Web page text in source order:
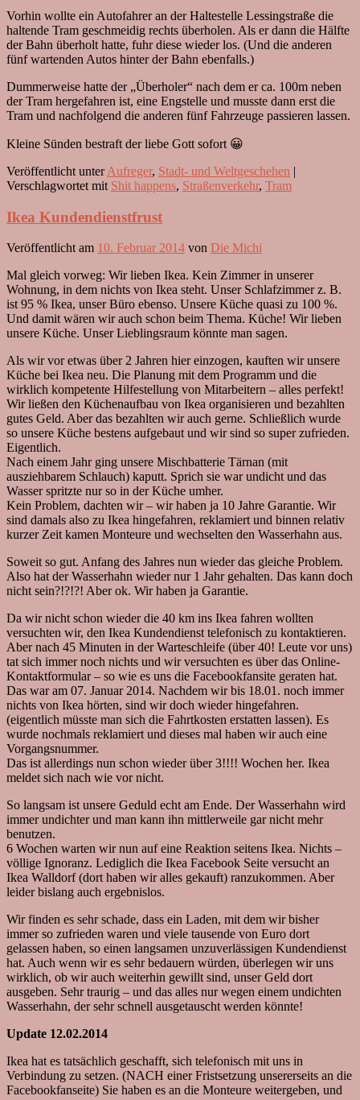
Vorhin wollte ein Autofahrer an der Haltestelle Lessingstraße die
haltende Tram geschmeidig rechts überholen. Als er dann die Hälfte
der Bahn überholt hatte, fuhr diese wieder los. (Und die anderen
fünf wartenden Autos hinter der Bahn ebenfalls.)
Dummerweise hatte der „Überholer“ nach dem er ca. 100m neben
der Tram hergefahren ist, eine Engstelle und musste dann erst die
Tram und nachfolgend die anderen fünf Fahrzeuge passieren lassen.
Kleine Sünden bestraft der liebe Gott sofort 😀
Veröffentlicht unter Aufreger, Stadt- und Weltgeschehen |
Verschlagwortet mit Shit happens, Straßenverkehr, Tram
Ikea Kundendienstfrust
Veröffentlicht am 10. Februar 2014 von Die Michi
Mal gleich vorweg: Wir lieben Ikea. Kein Zimmer in unserer
Wohnung, in dem nichts von Ikea steht. Unser Schlafzimmer z. B.
ist 95 % Ikea, unser Büro ebenso. Unsere Küche quasi zu 100 %.
Und damit wären wir auch schon beim Thema. Küche! Wir lieben
unsere Küche. Unser Lieblingsraum könnte man sagen.
Als wir vor etwas über 2 Jahren hier einzogen, kauften wir unsere
Küche bei Ikea neu. Die Planung mit dem Programm und die
wirklich kompetente Hilfestellung von Mitarbeitern – alles perfekt!
Wir ließen den Küchenaufbau von Ikea organisieren und bezahlten
gutes Geld. Aber das bezahlten wir auch gerne. Schließlich wurde
so unsere Küche bestens aufgebaut und wir sind so super zufrieden.
Eigentlich.
Nach einem Jahr ging unsere Mischbatterie Tärnan (mit
ausziehbarem Schlauch) kaputt. Sprich sie war undicht und das
Wasser spritzte nur so in der Küche umher.
Kein Problem, dachten wir – wir haben ja 10 Jahre Garantie. Wir
sind damals also zu Ikea hingefahren, reklamiert und binnen relativ
kurzer Zeit kamen Monteure und wechselten den Wasserhahn aus.
Soweit so gut. Anfang des Jahres nun wieder das gleiche Problem.
Also hat der Wasserhahn wieder nur 1 Jahr gehalten. Das kann doch
nicht sein?!?!?! Aber ok. Wir haben ja Garantie.
Da wir nicht schon wieder die 40 km ins Ikea fahren wollten
versuchten wir, den Ikea Kundendienst telefonisch zu kontaktieren.
Aber nach 45 Minuten in der Warteschleife (über 40! Leute vor uns)
tat sich immer noch nichts und wir versuchten es über das Online-
Kontaktformular – so wie es uns die Facebookfansite geraten hat.
Das war am 07. Januar 2014. Nachdem wir bis 18.01. noch immer
nichts von Ikea hörten, sind wir doch wieder hingefahren.
(eigentlich müsste man sich die Fahrtkosten erstatten lassen). Es
wurde nochmals reklamiert und dieses mal haben wir auch eine
Vorgangsnummer.
Das ist allerdings nun schon wieder über 3!!!! Wochen her. Ikea
meldet sich nach wie vor nicht.
So langsam ist unsere Geduld echt am Ende. Der Wasserhahn wird
immer undichter und man kann ihn mittlerweile gar nicht mehr
benutzen.
6 Wochen warten wir nun auf eine Reaktion seitens Ikea. Nichts –
völlige Ignoranz. Lediglich die Ikea Facebook Seite versucht an
Ikea Walldorf (dort haben wir alles gekauft) ranzukommen. Aber
leider bislang auch ergebnislos.
Wir finden es sehr schade, dass ein Laden, mit dem wir bisher
immer so zufrieden waren und viele tausende von Euro dort
gelassen haben, so einen langsamen unzuverlässigen Kundendienst
hat. Auch wenn wir es sehr bedauern würden, überlegen wir uns
wirklich, ob wir auch weiterhin gewillt sind, unser Geld dort
ausgeben. Sehr traurig – und das alles nur wegen einem undichten
Wasserhahn, der sehr schnell ausgetauscht werden könnte!
Update 12.02.2014
Ikea hat es tatsächlich geschafft, sich telefonisch mit uns in
Verbindung zu setzen. (NACH einer Fristsetzung unsererseits an die
Facebookfanseite) Sie haben es an die Monteure weitergeben, und